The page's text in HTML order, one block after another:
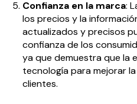
Confianza en la marca:
los precios y la
actualizados y precisos
confianza de los
ya que demuestra que la
tecnología para mejorar
clientes.